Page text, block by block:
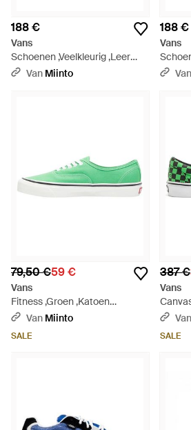
188 €
Vans
Schoenen ,Veelkleurig ,Leer
Authentic 44 Lx - Meerkleurig
Van Miinto
188 €
Vans
Van
79,50 €59 €
Vans
Fitness ,Groen ,Katoen
Authentic Sneakers - Groen
Van Miinto
SALE
387 €
Vans
Groen
Van
SALE